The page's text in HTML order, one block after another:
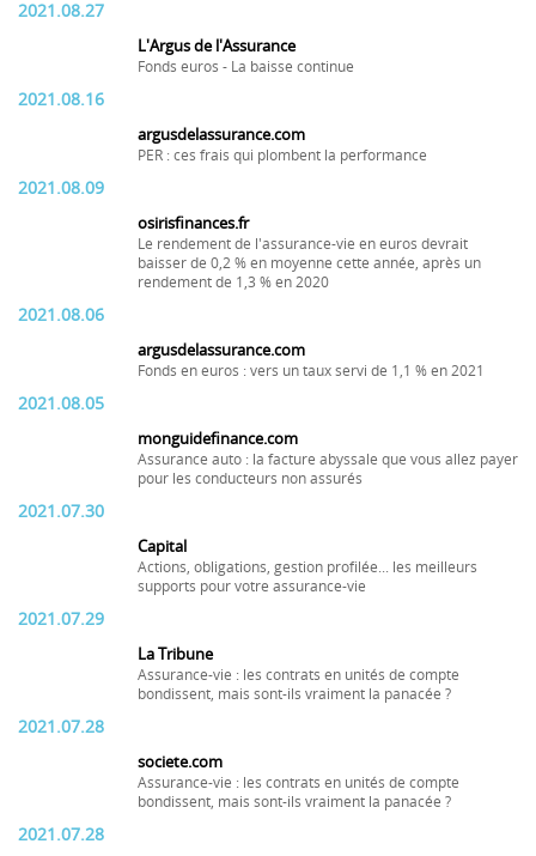
2021.08.27
L'Argus de l'Assurance
Fonds euros - La baisse continue
2021.08.16
argusdelassurance.com
PER : ces frais qui plombent la performance
2021.08.09
osirisfinances.fr
Le rendement de l'assurance-vie en euros devrait
baisser de 0,2 % en moyenne cette année, après un
rendement de 1,3 % en 2020
2021.08.06
argusdelassurance.com
Fonds en euros : vers un taux servi de 1,1 % en 2021
2021.08.05
monguidefinance.com
Assurance auto : la facture abyssale que vous allez payer
pour les conducteurs non assurés
2021.07.30
Capital
Actions, obligations, gestion profilée... les meilleurs
supports pour votre assurance-vie
2021.07.29
La Tribune
Assurance-vie : les contrats en unités de compte
bondissent, mais sont-ils vraiment la panacée ?
2021.07.28
societe.com
Assurance-vie : les contrats en unités de compte
bondissent, mais sont-ils vraiment la panacée ?
2021.07.28